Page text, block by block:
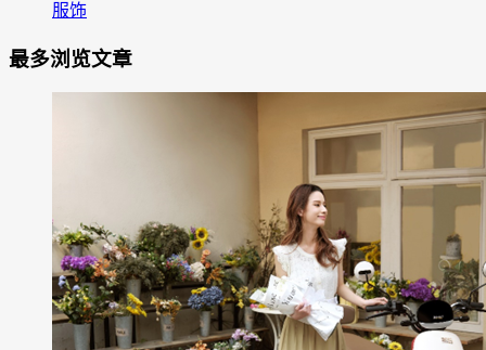
服饰
最多浏览文章